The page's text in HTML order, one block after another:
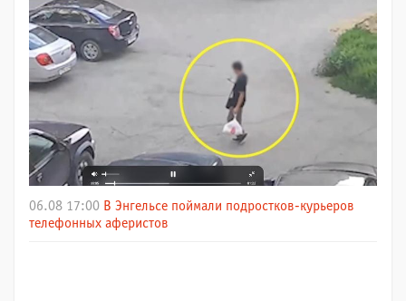
06.08 17:00 В Энгельсе поймали подростков-курьеров
телефонных аферистов